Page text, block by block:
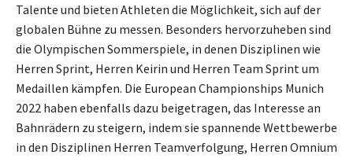
Talente und bieten Athleten die Möglichkeit, sich auf der
globalen Bühne zu messen. Besonders hervorzuheben sind
die Olympischen Sommerspiele, in denen Disziplinen wie
Herren Sprint, Herren Keirin und Herren Team Sprint um
Medaillen kämpfen. Die European Championships Munich
2022 haben ebenfalls dazu beigetragen, das Interesse an
Bahnrädern zu steigern, indem sie spannende Wettbewerbe
in den Disziplinen Herren Teamverfolgung, Herren Omnium